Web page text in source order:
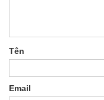
Tên
Email